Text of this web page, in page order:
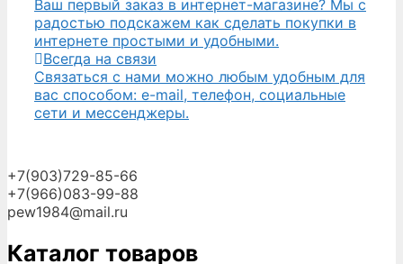
Ваш первый заказ в интернет-магазине? Мы с
радостью подскажем как сделать покупки в
интернете простыми и удобными.
Всегда на связи
Связаться с нами можно любым удобным для
вас способом: e-mail, телефон, социальные
сети и мессенджеры.
+7(903)729-85-66
+7(966)083-99-88
pew1984@mail.ru
Каталог товаров